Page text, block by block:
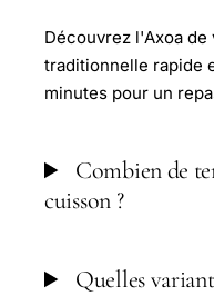
Découvrez l'Axoa
traditionnelle rapide
minutes pour un
Combien de
cuisson ?
Quelles